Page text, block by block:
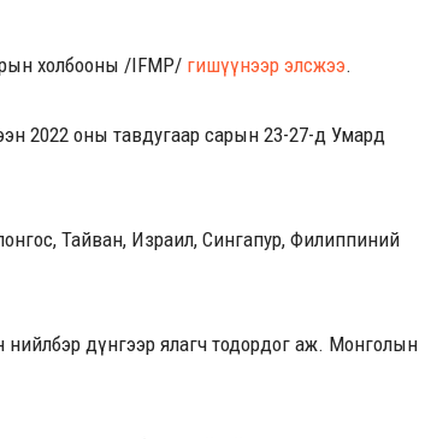
холбооны /IFMP/ гишүүнээр элсжээ.
2022 оны тавдугаар сарын 23-27-д Умард
Тайван, Израил, Сингапур, Филиппиний
нийлбэр дүнгээр ялагч тодордог аж. Монголын